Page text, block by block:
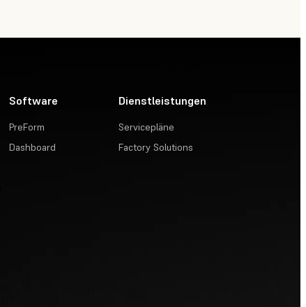
Software
PreForm
Dashboard
Dienstleistungen
Servicepläne
Factory Solutions